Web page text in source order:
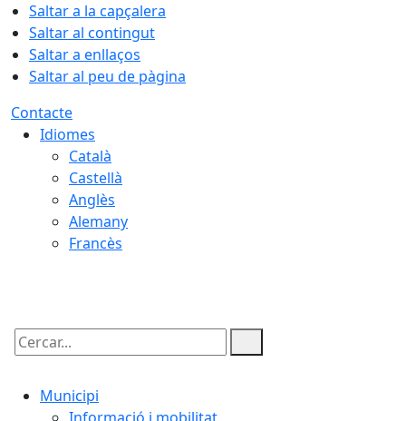
Saltar a la capçalera
Saltar al contingut
Saltar a enllaços
Saltar al peu de pàgina
Contacte
Idiomes
Català
Castellà
Anglès
Alemany
Francès
Cercar:
Municipi